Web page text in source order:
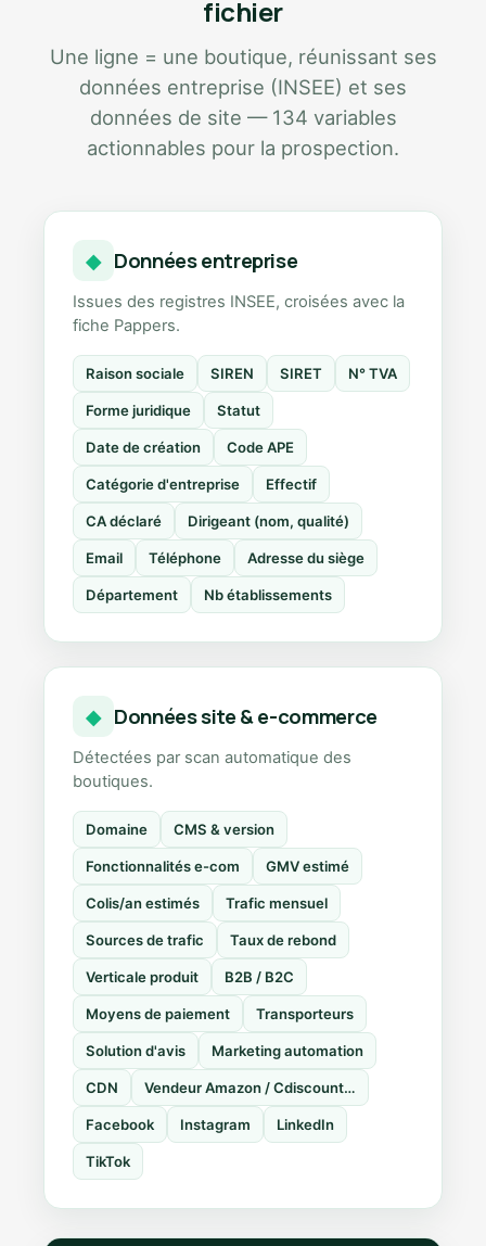
fichier
Une ligne = une boutique, réunissant ses
données entreprise (INSEE) et ses
données de site — 134 variables
actionnables pour la prospection.
◆ Données entreprise
Issues des registres INSEE, croisées avec la
fiche Pappers.
Raison sociale SIREN SIRET N° TVA
Forme juridique Statut
Date de création Code APE
Catégorie d'entreprise Effectif
CA déclaré Dirigeant (nom, qualité)
Email Téléphone Adresse du siège
Département Nb établissements
◆ Données site & e-commerce
Détectées par scan automatique des
boutiques.
Domaine CMS & version
Fonctionnalités e-com GMV estimé
Colis/an estimés Trafic mensuel
Sources de trafic Taux de rebond
Verticale produit B2B / B2C
Moyens de paiement Transporteurs
Solution d'avis Marketing automation
CDN Vendeur Amazon / Cdiscount…
Facebook Instagram LinkedIn
TikTok